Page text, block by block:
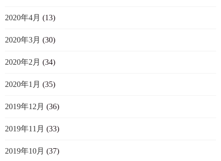
2020年4月 (13)
2020年3月 (30)
2020年2月 (34)
2020年1月 (35)
2019年12月 (36)
2019年11月 (33)
2019年10月 (37)